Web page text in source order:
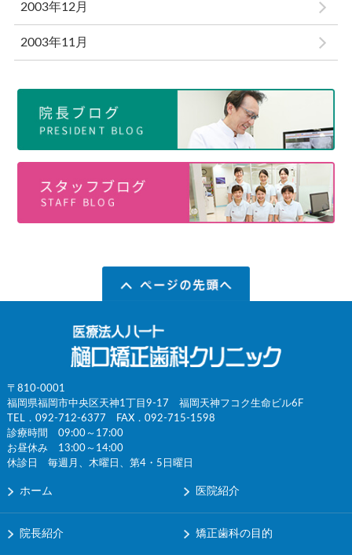
2003年12月
2003年11月
〒810-0001
福岡県福岡市中央区天神1丁目9-17 福岡天神フコク生命ビル6F
TEL． 092-712-6377 FAX．092-715-1598
診療時間 09:00～17:00
お昼休み 13:00～14:00
休診日 毎週月、木曜日、第4・5日曜日
ホーム 医院紹介
院長紹介 矯正歯科の目的